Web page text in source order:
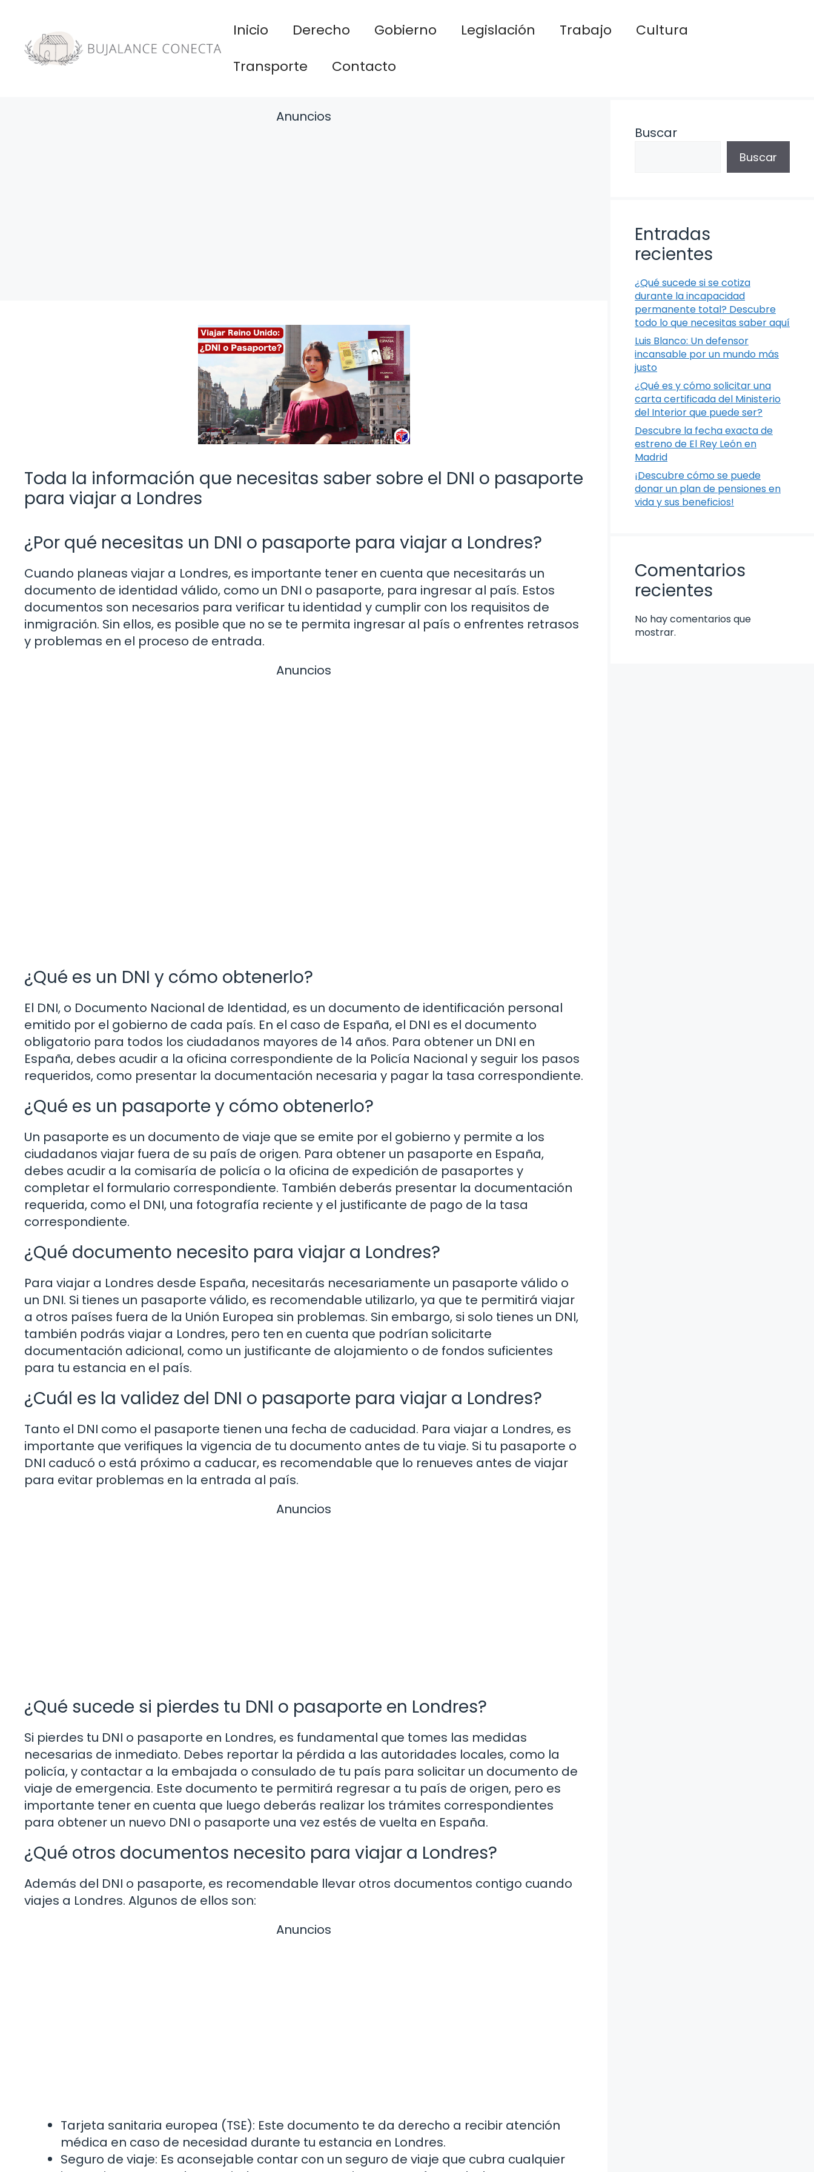
contenido
Inicio Derecho Gobierno Legislación Trabajo
Cultura
Transporte
Contacto
Anuncios
Toda la información que necesitas saber sobre el DNI o pasaporte
para viajar a Londres
¿Por qué necesitas un DNI o pasaporte para viajar a Londres?
Cuando planeas viajar a Londres, es importante tener en cuenta que necesitarás un
documento de identidad válido, como un DNI o pasaporte, para ingresar al país. Estos
documentos son necesarios para verificar tu identidad y cumplir con los requisitos de
inmigración. Sin ellos, es posible que no se te permita ingresar al país o enfrentes retrasos
y problemas en el proceso de entrada.
Anuncios
¿Qué es un DNI y cómo obtenerlo?
El DNI, o Documento Nacional de Identidad, es un documento de identificación personal
emitido por el gobierno de cada país. En el caso de España, el DNI es el documento
obligatorio para todos los ciudadanos mayores de 14 años. Para obtener un DNI en
España, debes acudir a la oficina correspondiente de la Policía Nacional y seguir los pasos
requeridos, como presentar la documentación necesaria y pagar la tasa correspondiente.
¿Qué es un pasaporte y cómo obtenerlo?
Un pasaporte es un documento de viaje que se emite por el gobierno y permite a los
ciudadanos viajar fuera de su país de origen. Para obtener un pasaporte en España,
debes acudir a la comisaría de policía o la oficina de expedición de pasaportes y
completar el formulario correspondiente. También deberás presentar la documentación
requerida, como el DNI, una fotografía reciente y el justificante de pago de la tasa
correspondiente.
¿Qué documento necesito para viajar a Londres?
Para viajar a Londres desde España, necesitarás necesariamente un pasaporte válido o
un DNI. Si tienes un pasaporte válido, es recomendable utilizarlo, ya que te permitirá viajar
a otros países fuera de la Unión Europea sin problemas. Sin embargo, si solo tienes un DNI,
también podrás viajar a Londres, pero ten en cuenta que podrían solicitarte
documentación adicional, como un justificante de alojamiento o de fondos suficientes
para tu estancia en el país.
¿Cuál es la validez del DNI o pasaporte para viajar a Londres?
Tanto el DNI como el pasaporte tienen una fecha de caducidad. Para viajar a Londres, es
importante que verifiques la vigencia de tu documento antes de tu viaje. Si tu pasaporte o
DNI caducó o está próximo a caducar, es recomendable que lo renueves antes de viajar
para evitar problemas en la entrada al país.
Anuncios
¿Qué sucede si pierdes tu DNI o pasaporte en Londres?
Si pierdes tu DNI o pasaporte en Londres, es fundamental que tomes las medidas
necesarias de inmediato. Debes reportar la pérdida a las autoridades locales, como la
policía, y contactar a la embajada o consulado de tu país para solicitar un documento de
viaje de emergencia. Este documento te permitirá regresar a tu país de origen, pero es
importante tener en cuenta que luego deberás realizar los trámites correspondientes
para obtener un nuevo DNI o pasaporte una vez estés de vuelta en España.
¿Qué otros documentos necesito para viajar a Londres?
Además del DNI o pasaporte, es recomendable llevar otros documentos contigo cuando
viajes a Londres. Algunos de ellos son:
Anuncios
Tarjeta sanitaria europea (TSE): Este documento te da derecho a recibir atención
médica en caso de necesidad durante tu estancia en Londres.
Seguro de viaje: Es aconsejable contar con un seguro de viaje que cubra cualquier
Buscar
Buscar
Entradas
recientes
¿Qué sucede si se cotiza
durante la incapacidad
permanente total? Descubre
todo lo que necesitas saber aquí
Luis Blanco: Un defensor
incansable por un mundo más
justo
¿Qué es y cómo solicitar una
carta certificada del Ministerio
del Interior que puede ser?
Descubre la fecha exacta de
estreno de El Rey León en
Madrid
¡Descubre cómo se puede
donar un plan de pensiones en
vida y sus beneficios!
Comentarios
recientes
No hay comentarios que
mostrar.